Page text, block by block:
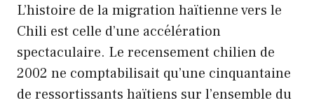
L’histoire de la migration haïtienne vers le
Chili est celle d’une accélération
spectaculaire. Le recensement chilien de
2002 ne comptabilisait qu’une cinquantaine
de ressortissants haïtiens sur l’ensemble du